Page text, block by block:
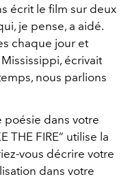
écrit le film sur deux
je pense, a aidé.
chaque jour et
écrivait
nous parlions
dans votre
THE FIRE” utilise la
vous décrire votre
dans votre